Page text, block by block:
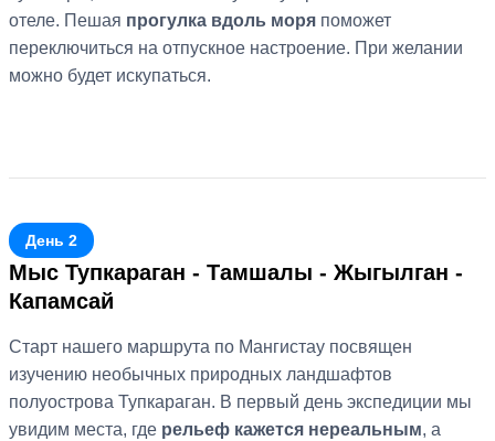
отеле. Пешая прогулка вдоль моря поможет
переключиться на отпускное настроение. При желании
можно будет искупаться.
День 2
Мыс Тупкараган - Тамшалы - Жыгылган -
Капамсай
Старт нашего маршрута по Мангистау посвящен
изучению необычных природных ландшафтов
полуострова Тупкараган. В первый день экспедиции мы
увидим места, где рельеф кажется нереальным, а